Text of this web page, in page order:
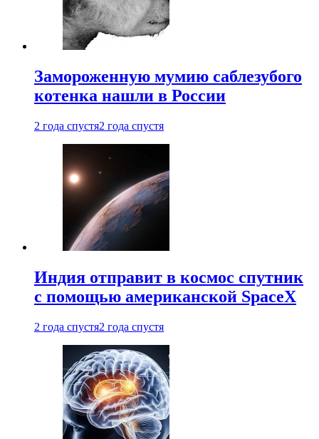
Замороженную мумию саблезубого
котенка нашли в России
2 года спустя2 года спустя
Индия отправит в космос спутник
с помощью американской SpaceX
2 года спустя2 года спустя